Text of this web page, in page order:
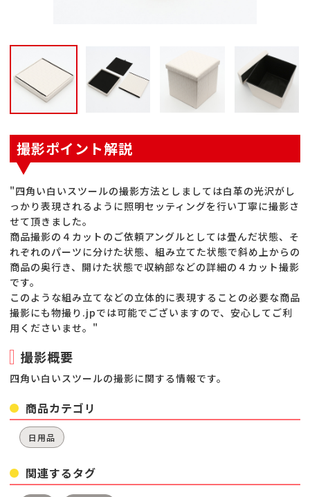
撮影ポイント解説
"四角い白いスツールの撮影方法としましては白革の光沢がし
っかり表現されるように照明セッティングを行い丁寧に撮影さ
せて頂きました。
商品撮影の４カットのご依頼アングルとしては畳んだ状態、そ
れぞれのパーツに分けた状態、組み立てた状態で斜め上からの
商品の奥行き、開けた状態で収納部などの詳細の４カット撮影
です。
このような組み立てなどの立体的に表現することの必要な商品
撮影にも物撮り.jpでは可能でございますので、安心してご利
用くださいませ。"
撮影概要
四角い白いスツールの撮影に関する情報です。
商品カテゴリ
日用品
関連するタグ